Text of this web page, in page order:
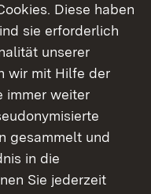
die Erforschung,
Württemberg
sind bis zum 30.
Denkmalpflege
Stuttgart zu
Preis in Höhe
Diese haben
sie erforderlich
unserer
wir mit Hilfe der
immer weiter
gesammelt und
in die
Sie jederzeit